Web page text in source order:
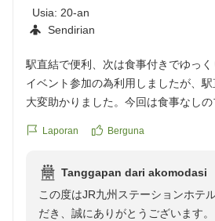
Usia: 20-an
Sendirian
駅直結で便利、次は食事付きでゆっ
イベント参加の為利用しましたが、駅
大変助かりました。今回は食事なしの
思います。
https://review.travel.rakuten.co.jp/
reviewId=33123478398209
Laporan Berguna
Tanggapan dari akomodasi
この度はJR九州ステーションホテ
だき、誠にありがとうございます。